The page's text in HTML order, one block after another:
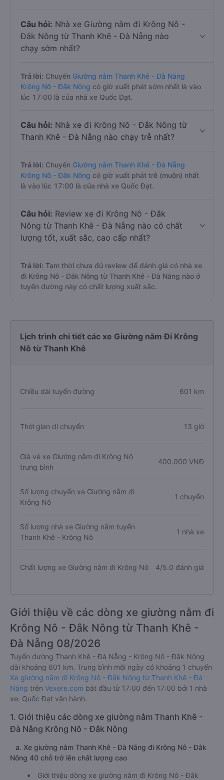
Câu hỏi: Nhà xe Giường nằm đi Krông Nô -
Đắk Nông từ Thanh Khê - Đà Nẵng nào
chạy sớm nhất?
Trả lời: Chuyến Giường nằm Thanh Khê - Đà Nẵng
Krông Nô - Đắk Nông có giờ xuất phát sớm nhất là vào
lúc 17:00 là của nhà xe Quốc Đạt.
Câu hỏi: Nhà xe đi Krông Nô - Đắk Nông từ
Thanh Khê - Đà Nẵng nào chạy trễ nhất?
Trả lời: Chuyến Giường nằm Thanh Khê - Đà Nẵng
Krông Nô - Đắk Nông có giờ xuất phát trễ (muộn) nhất
là vào lúc 17:00 là của nhà xe Quốc Đạt.
Câu hỏi: Review xe đi Krông Nô - Đắk
Nông từ Thanh Khê - Đà Nẵng nào có chất
lượng tốt, xuất sắc, cao cấp nhất?
Trả lời: Tạm thời chưa đủ review để đánh giá có nhà xe
đi Krông Nô - Đắk Nông từ Thanh Khê - Đà Nẵng nào ở
tuyến đường này có chất lượng xuất sắc.
Lịch trình chi tiết các xe Giường nằm Đi Krông
Nô từ Thanh Khê
Chiều dài tuyến đường 601 km
Thời gian di chuyển 13 giờ
Giá vé xe Giường nằm đi Krông Nô
trung bình
400.000 VNĐ
Số lượng chuyến xe Giường nằm đi
Krông Nô
1 chuyến
Số lượng nhà xe Giường nằm tuyến
Thanh Khê - Krông Nô
1 nhà xe
Chất lượng xe Giường nằm đi Krông Nô 4/5.0 đánh giá
Giới thiệu về các dòng xe giường nằm đi
Krông Nô - Đắk Nông từ Thanh Khê -
Đà Nẵng 08/2026
Tuyến đường Thanh Khê - Đà Nẵng - Krông Nô - Đắk Nông
dài khoảng 601 km. Trung bình mỗi ngày có khoảng 1 chuyến
Xe giường nằm đi Krông Nô - Đắk Nông từ Thanh Khê - Đà
Nẵng trên Vexere.com bắt đầu từ 17:00 đến 17:00 bởi 1 nhà
xe: Quốc Đạt vận hành.
1. Giới thiệu các dòng xe giường nằm Thanh Khê -
Đà Nẵng Krông Nô - Đắk Nông
a. Xe giường nằm Thanh Khê - Đà Nẵng đi Krông Nô - Đắk
Nông 40 chỗ trở lên chất lượng cao
Giới thiệu dòng xe giường nằm đi Krông Nô - Đắk